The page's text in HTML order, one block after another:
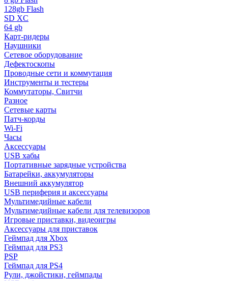
128gb Flash
SD XC
64 gb
Карт-ридеры
Наушники
Сетевое оборудование
Дефектоскопы
Проводные сети и коммутация
Инструменты и тестеры
Коммутаторы, Свитчи
Разное
Сетевые карты
Патч-корды
Wi-Fi
Часы
Аксессуары
USB хабы
Портативные зарядные устройства
Батарейки, аккумуляторы
Внешний аккумулятор
USB периферия и аксессуары
Мультимедийные кабели
Мультимедийные кабели для телевизоров
Игровые приставки, видеоигры
Аксессуары для приставок
Геймпад для Xbox
Геймпад для PS3
PSP
Геймпад для PS4
Рули, джойстики, геймпады